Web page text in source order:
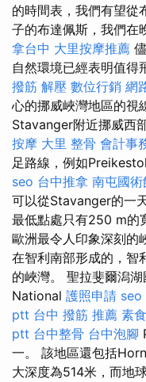
的時間表，我們有望從
子的布達佩斯，我們在
拿台中 大里按摩推薦
自然環境已經表明值得
撥筋 解壓 數位行銷 網
心的挪威峽灣地區的視
Stavanger附近挪威西
按摩 大里 整骨 會計事
足路線，例如
seo 台中推拿 南屯國
可以從Stavanger的一
最低點處只有250 m
歐洲最令人印象深刻的
在智利南部形成的，智
的峽灣。 聖拉斐爾潟
National 護照申請 seo
ptt 台中 撥筋 推薦 素
ptt 台中整骨 台中泡腳
一。 該地區還包括
大深度為514米，而地